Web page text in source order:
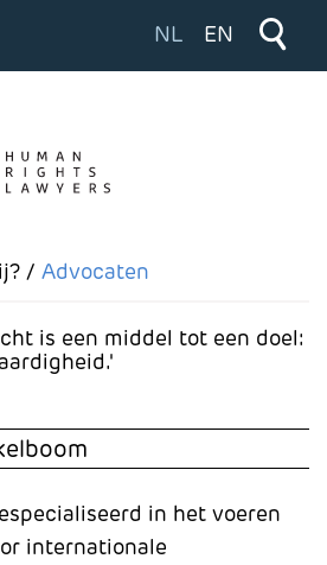
Selecteer de taal
NL EN
Advocaten
is een middel tot een doel:
in het voeren
internationale